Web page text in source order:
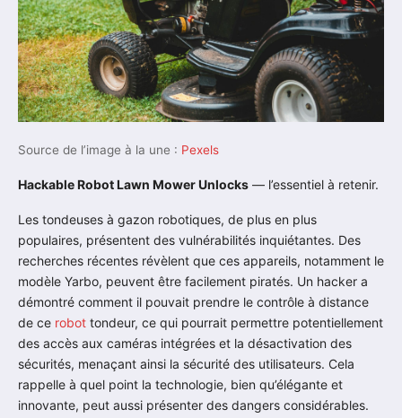
Source de l’image à la une : Pexels
Hackable Robot Lawn Mower Unlocks — l’essentiel à retenir.
Les tondeuses à gazon robotiques, de plus en plus
populaires, présentent des vulnérabilités inquiétantes. Des
recherches récentes révèlent que ces appareils, notamment le
modèle Yarbo, peuvent être facilement piratés. Un hacker a
démontré comment il pouvait prendre le contrôle à distance
de ce robot tondeur, ce qui pourrait permettre potentiellement
des accès aux caméras intégrées et la désactivation des
sécurités, menaçant ainsi la sécurité des utilisateurs. Cela
rappelle à quel point la technologie, bien qu’élégante et
innovante, peut aussi présenter des dangers considérables.